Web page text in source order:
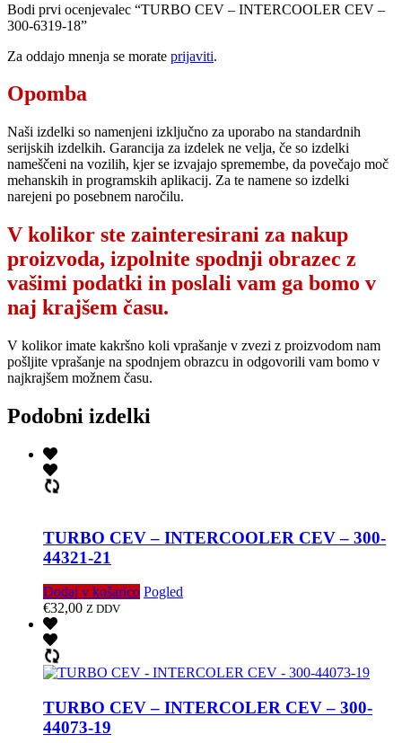
Bodi prvi ocenjevalec “TURBO CEV – INTERCOOLER CEV –
300-6319-18”
Za oddajo mnenja se morate prijaviti.
Opomba
Naši izdelki so namenjeni izključno za uporabo na standardnih
serijskih izdelkih. Garancija za izdelek ne velja, če so izdelki
nameščeni na vozilih, kjer se izvajajo spremembe, da povečajo moč
mehanskih in programskih aplikacij. Za te namene so izdelki
narejeni po posebnem naročilu.
V kolikor ste zainteresirani za nakup
proizvoda, izpolnite spodnji obrazec z
vašimi podatki in poslali vam ga bomo v
naj krajšem času.
V kolikor imate kakršno koli vprašanje v zvezi z proizvodom nam
pošljite vprašanje na spodnjem obrazcu in odgovorili vam bomo v
najkrajšem možnem času.
Podobni izdelki
TURBO CEV – INTERCOOLER CEV – 300-
44321-21
Dodaj v košarico Pogled
€32,00 Z DDV
TURBO CEV – INTERCOLER CEV – 300-
44073-19